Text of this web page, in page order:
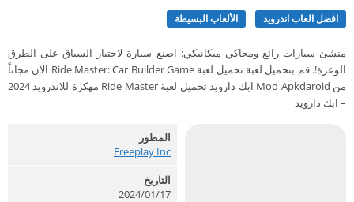
افضل العاب اندرويد الألعاب البسيطة
منشئ سيارات رائع ومحاكي ميكانيكي: اصنع سيارة لاجتياز السباق على الطرق
الوعرة!. قم بتحميل لعبة تحميل لعبة Ride Master: Car Builder Game الآن مجاناً
من Mod Apkdaroid ابك دارويد تحميل لعبة Ride Master مهكرة للاندرويد 2024
– ابك دارويد
المطور
Freeplay Inc‏
التاريخ
2024/01/17